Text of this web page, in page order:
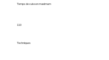
Temps de cuisson maximum
110
Techniques